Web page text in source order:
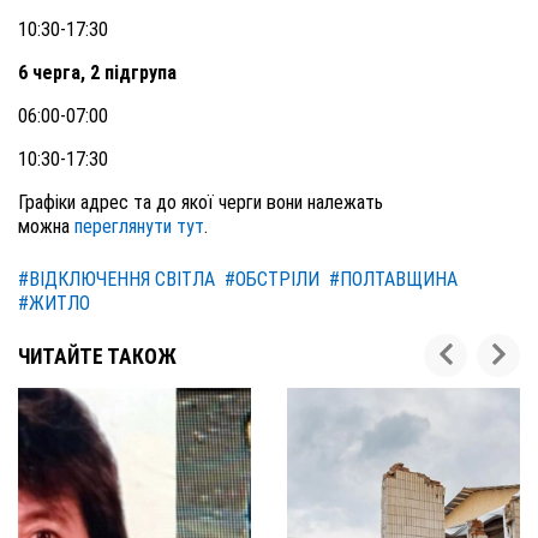
10:30-17:30
6 черга, 2 підгрупа
06:00-07:00
10:30-17:30
Графіки адрес та до якої черги вони належать
можна переглянути тут.
#ВІДКЛЮЧЕННЯ СВІТЛА #ОБСТРІЛИ #ПОЛТАВЩИНА
#ЖИТЛО
ЧИТАЙТЕ ТАКОЖ